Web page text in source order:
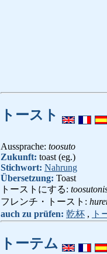
トースト
Aussprache: toosuto
Zukunft: toast (eg.)
Stichwort: Nahrung
Übersetzung: Toast
トーストにする:
フレンチ・トースト:
auch zu prüfen: 乾杯 , ト
トーテム